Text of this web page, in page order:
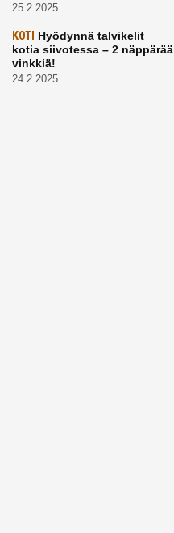
25.2.2025
KOTI Hyödynnä talvikelit
kotia siivotessa – 2 näppärää
vinkkiä!
24.2.2025